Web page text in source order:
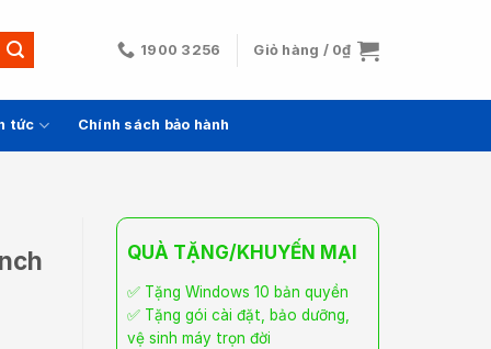
1900 3256 Giỏ hàng / 0₫
tức Chính sách bảo hành
QUÀ TẶNG/KHUYẾN MẠI
✅ Tặng Windows 10 bản quyền
✅ Tặng gói cài đặt, bảo dưỡng,
vệ sinh máy trọn đời